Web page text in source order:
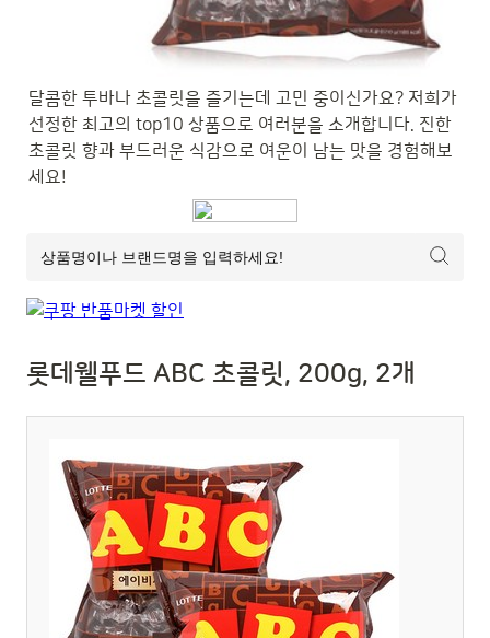
달콤한 투바나 초콜릿을 즐기는데 고민 중이신가요? 저희가
선정한 최고의 top10 상품으로 여러분을 소개합니다. 진한
초콜릿 향과 부드러운 식감으로 여운이 남는 맛을 경험해보
세요!
롯데웰푸드 ABC 초콜릿, 200g, 2개